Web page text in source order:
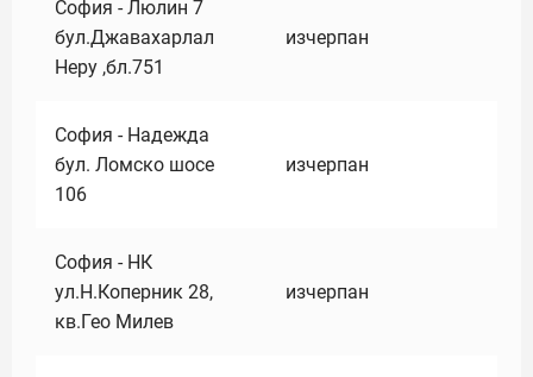
София - Люлин 7
бул.Джавахарлал
Неру ,бл.751
изчерпан
София - Надежда
бул. Ломско шосе
106
изчерпан
София - НК
ул.Н.Коперник 28,
кв.Гео Милев
изчерпан